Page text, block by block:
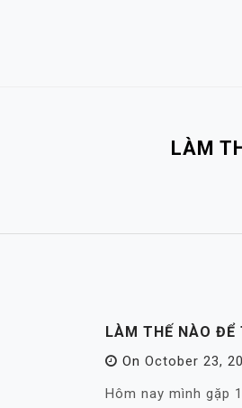
LÀM
LÀM THẾ NÀO ĐỂ
On October 23,
Hôm nay mình gặp